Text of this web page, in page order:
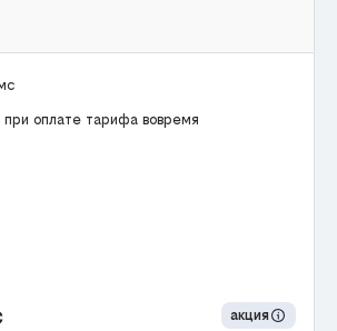
при оплате тарифа вовремя
акция